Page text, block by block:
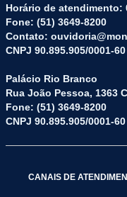
Horário de atendimento:
Fone: (51) 3649-8200
Contato:
CNPJ 90.895.905/0001-60
Palácio Rio Branco
Rua João Pessoa, 1363
Fone: (51) 3649-8200
CNPJ 90.895.905/0001-60
CANAIS DE